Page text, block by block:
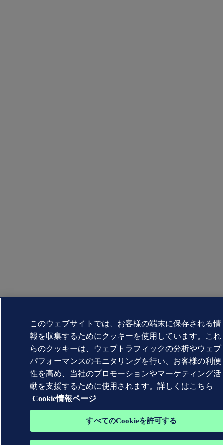
このウェブサイトでは、お客様の端末に保存される情
報を収集するためにクッキーを使用しています。これ
らのクッキーは、ウェブトラフィックの分析やウェブ
パフォーマンスのモニタリングを行い、お客様の利便
性を高め、当社のプロモーションやマーケティング活
動を支援するために使用されます。詳しくはこちら
Cookie情報ページ
すべてのCookieを許可する